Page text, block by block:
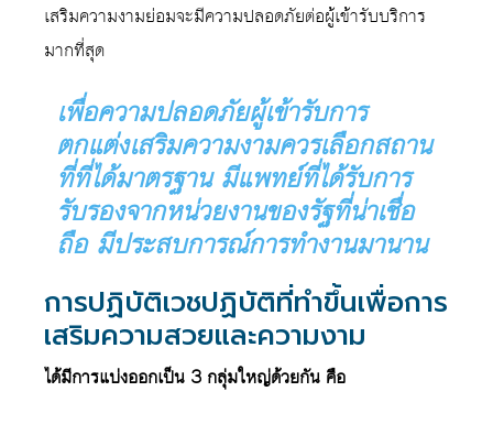
เสริมความงามย่อมจะมีความปลอดภัยต่อผู้เข้ารับบริการ
มากที่สุด
เพื่อความปลอดภัยผู้เข้ารับการ
ตกแต่งเสริมความงามควรเลือกสถาน
ที่ที่ได้มาตรฐาน มีแพทย์ที่ได้รับการ
รับรองจากหน่วยงานของรัฐที่น่าเชื่อ
ถือ มีประสบการณ์การทำงานมานาน
การปฏิบัติเวชปฏิบัติที่ทำขึ้นเพื่อการ
เสริมความสวยและความงาม
ได้มีการแบ่งออกเป็น 3 กลุ่มใหญ่ด้วยกัน คือ